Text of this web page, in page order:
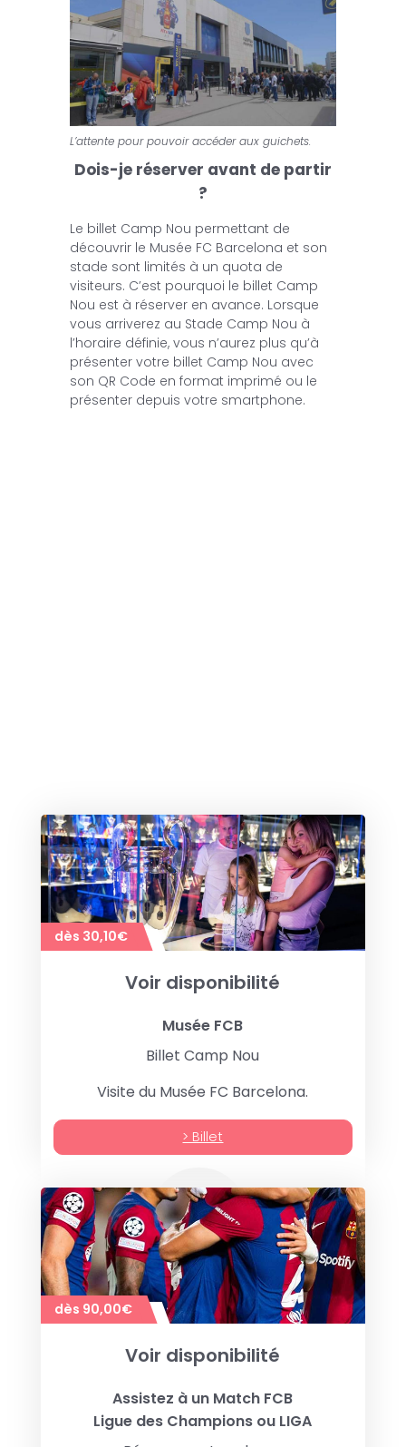
L’attente pour pouvoir accéder aux guichets.
Dois-je réserver avant de partir
?
Le billet Camp Nou permettant de
découvrir le Musée FC Barcelona et son
stade sont limités à un quota de
visiteurs. C’est pourquoi le billet Camp
Nou est à réserver en avance. Lorsque
vous arriverez au Stade Camp Nou à
l’horaire définie, vous n’aurez plus qu’à
présenter votre billet Camp Nou avec
son QR Code en format imprimé ou le
présenter depuis votre smartphone.
dès 30,10€
Voir disponibilité
Musée FCB
Billet Camp Nou
Visite du Musée FC Barcelona.
> Billet
dès 90,00€
Voir disponibilité
Assistez à un Match FCB
Ligue des Champions ou LIGA